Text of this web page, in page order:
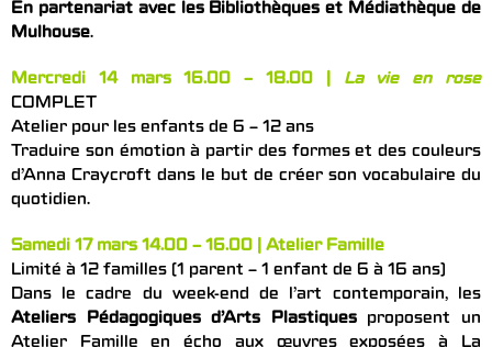
En partenariat avec les Bibliothèques et Médiathèque de
Mulhouse.
Mercredi 14 mars 16.00 – 18.00 |
La vie en rose
COMPLET
Atelier pour les enfants de 6 – 12 ans
Traduire son émotion à partir des formes et des couleurs
d’Anna Craycroft dans le but de créer son vocabulaire du
quotidien.
Samedi 17 mars 14.00 – 16.00 | Atelier Famille
Limité à 12 familles (1 parent – 1 enfant de 6 à 16 ans)
Dans le cadre du week-end de l’art contemporain, les
Ateliers Pédagogiques d’Arts Plastiquesproposent un
Atelier Famille en écho aux œuvres exposées à La